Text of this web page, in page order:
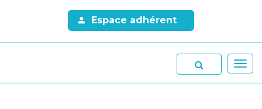
Espace adhérent